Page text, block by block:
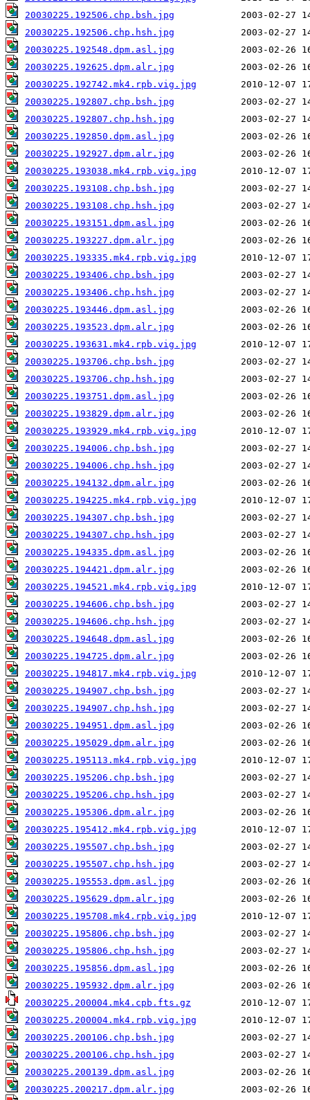
20030225.192506.chp.bsh.jpg
20030225.192506.chp.hsh.jpg
20030225.192548.dpm.asl.jpg
20030225.192625.dpm.alr.jpg
20030225.192742.mk4.rpb.vig.jpg
20030225.192807.chp.bsh.jpg
20030225.192807.chp.hsh.jpg
20030225.192850.dpm.asl.jpg
20030225.192927.dpm.alr.jpg
20030225.193038.mk4.rpb.vig.jpg
20030225.193108.chp.bsh.jpg
20030225.193108.chp.hsh.jpg
20030225.193151.dpm.asl.jpg
20030225.193227.dpm.alr.jpg
20030225.193335.mk4.rpb.vig.jpg
20030225.193406.chp.bsh.jpg
20030225.193406.chp.hsh.jpg
20030225.193446.dpm.asl.jpg
20030225.193523.dpm.alr.jpg
20030225.193631.mk4.rpb.vig.jpg
20030225.193706.chp.bsh.jpg
20030225.193706.chp.hsh.jpg
20030225.193751.dpm.asl.jpg
20030225.193829.dpm.alr.jpg
20030225.193929.mk4.rpb.vig.jpg
20030225.194006.chp.bsh.jpg
20030225.194006.chp.hsh.jpg
20030225.194132.dpm.alr.jpg
20030225.194225.mk4.rpb.vig.jpg
20030225.194307.chp.bsh.jpg
20030225.194307.chp.hsh.jpg
20030225.194335.dpm.asl.jpg
20030225.194421.dpm.alr.jpg
20030225.194521.mk4.rpb.vig.jpg
20030225.194606.chp.bsh.jpg
20030225.194606.chp.hsh.jpg
20030225.194648.dpm.asl.jpg
20030225.194725.dpm.alr.jpg
20030225.194817.mk4.rpb.vig.jpg
20030225.194907.chp.bsh.jpg
20030225.194907.chp.hsh.jpg
20030225.194951.dpm.asl.jpg
20030225.195029.dpm.alr.jpg
20030225.195113.mk4.rpb.vig.jpg
20030225.195206.chp.bsh.jpg
20030225.195206.chp.hsh.jpg
20030225.195306.dpm.alr.jpg
20030225.195412.mk4.rpb.vig.jpg
20030225.195507.chp.bsh.jpg
20030225.195507.chp.hsh.jpg
20030225.195553.dpm.asl.jpg
20030225.195629.dpm.alr.jpg
20030225.195708.mk4.rpb.vig.jpg
20030225.195806.chp.bsh.jpg
20030225.195806.chp.hsh.jpg
20030225.195856.dpm.asl.jpg
20030225.195932.dpm.alr.jpg
20030225.200004.mk4.cpb.fts.gz
20030225.200004.mk4.rpb.vig.jpg
20030225.200106.chp.bsh.jpg
20030225.200106.chp.hsh.jpg
20030225.200139.dpm.asl.jpg
20030225.200217.dpm.alr.jpg